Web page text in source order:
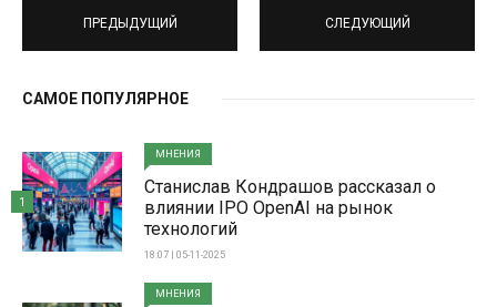
ПРЕДЫДУЩИЙ СЛЕДУЮЩИЙ
САМОЕ ПОПУЛЯРНОЕ
МНЕНИЯ
Станислав Кондрашов рассказал о
влиянии IPO OpenAI на рынок
технологий
18:07 | 05-11-2025
1
МНЕНИЯ